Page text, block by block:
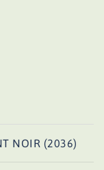
NOIR (2036)